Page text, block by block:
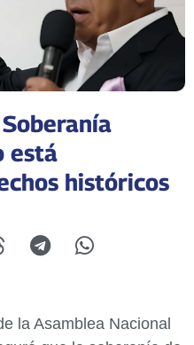
está
históricos
la Asamblea Nacional